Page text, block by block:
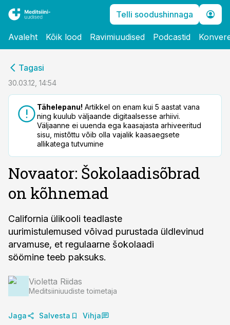
Telli soodushinnaga
Avaleht Kõik lood Ravimiuudised Podcastid
Tagasi
30.03.12, 14:54
Tähelepanu! Artikkel on enam kui 5 aastat vana
ning kuulub väljaande digitaalsesse arhiivi.
Väljaanne ei uuenda ega kaasajasta arhiveeritud
sisu, mistõttu võib olla vajalik kaasaegsete
allikatega tutvumine
Novaator: Šokolaadisõbrad
on kõhnemad
California ülikooli teadlaste
uurimistulemused võivad purustada üldlevinud
arvamuse, et regulaarne šokolaadi
söömine teeb paksuks.
Violetta Riidas
Meditsiiniuudiste toimetaja
Jaga Salvesta Vihja